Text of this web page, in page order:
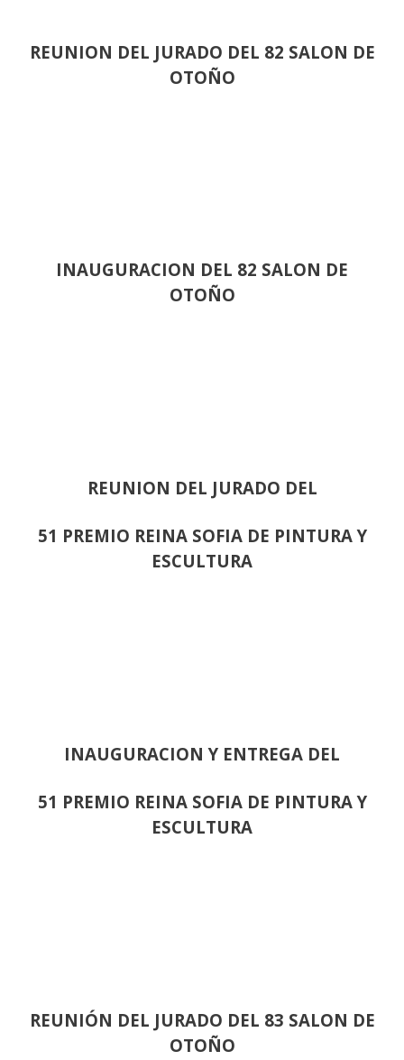
REUNION DEL JURADO DEL 82 SALON DE
OTOÑO
INAUGURACION DEL 82 SALON DE
OTOÑO
REUNION DEL JURADO DEL
51 PREMIO REINA SOFIA DE PINTURA Y
ESCULTURA
INAUGURACION Y ENTREGA DEL
51 PREMIO REINA SOFIA DE PINTURA Y
ESCULTURA
REUNIÓN DEL JURADO DEL 83 SALON DE
OTOÑO